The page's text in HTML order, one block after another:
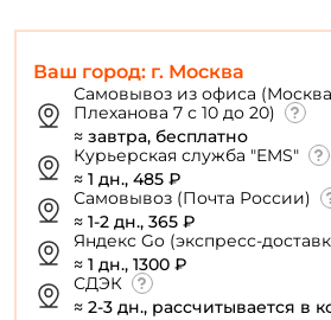
Ваш город: г. Москва
Самовывоз из офиса
Плеханова 7 с 10 до 20)
≈ завтра, бесплатно
Курьерская служба "EMS"
≈ 1 дн., 485 ₽
Самовывоз (Почта России)
≈ 1-2 дн., 365 ₽
Яндекс Go (экспресс-
≈ 1 дн., 1300 ₽
СДЭК
≈ 2-3 дн., рассчитывается в
У меня уже есть